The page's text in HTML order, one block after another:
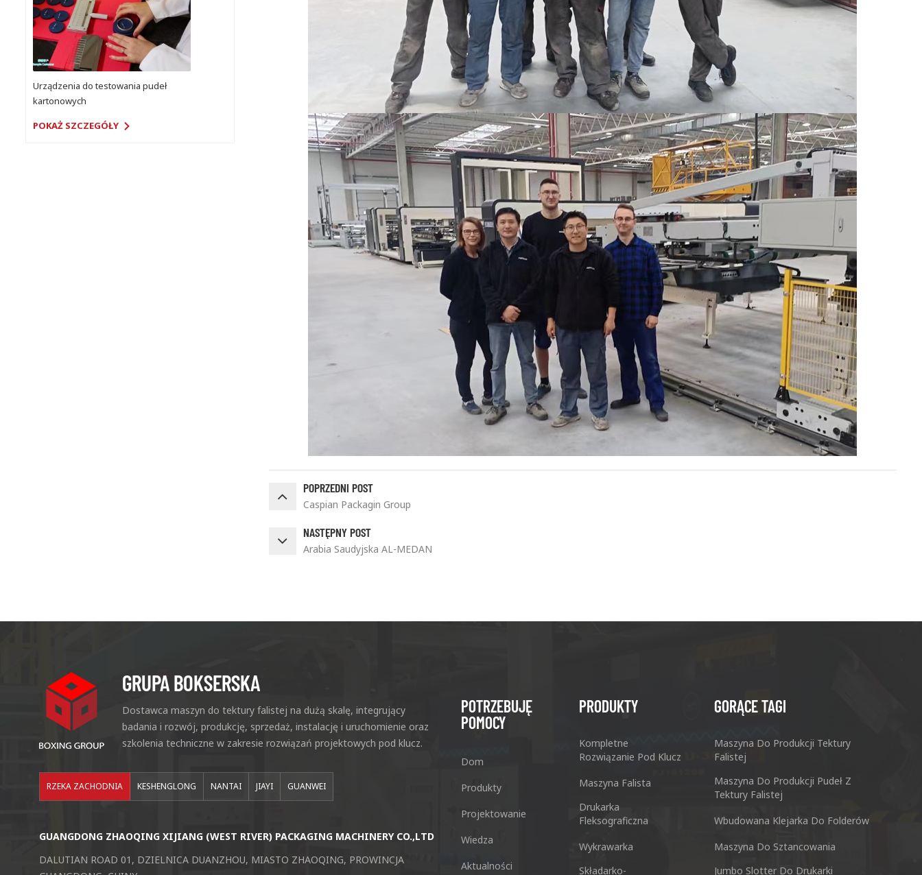
POPRZEDNI POST
Caspian Packagin Group
NASTĘPNY POST
Arabia Saudyjska AL-MEDAN
Urządzenia do testowania pudeł
kartonowych
POKAŻ SZCZEGÓŁY
GRUPA BOKSERSKA
Dostawca maszyn do tektury falistej na dużą skalę, integrujący
badania i rozwój, produkcję, sprzedaż, instalację i uruchomienie oraz
szkolenia techniczne w zakresie rozwiązań projektowych pod klucz.
RZEKA ZACHODNIA KESHENGLONG NANTAI JIAYI GUANWEI
GUANGDONG ZHAOQING XIJIANG (WEST RIVER) PACKAGING MACHINERY CO.,LTD
DALUTIAN ROAD 01, DZIELNICA DUANZHOU, MIASTO ZHAOQING, PROWINCJA
Guangzhou Keshenglong Maszyna Do Pakowania Kartonów Co., Ltd.
NO.77 Xieshi Road Zhongcun Town Panyu District Guangzhou Guangdong 511495 Chiny
POTRZEBUJĘ
POMOCY
Dom
Produkty
Projektowanie
Wiedza
Aktualności
PRODUKTY
Kompletne
Rozwiązanie Pod Klucz
Maszyna Falista
Drukarka
Fleksograficzna
Wykrawarka
Składarko-
GORĄCE TAGI
Maszyna Do Produkcji Tektury
Falistej
Maszyna Do Produkcji Pudeł Z
Tektury Falistej
Wbudowana Klejarka Do Folderów
Maszyna Do Sztancowania
Jumbo Slotter Do Drukarki